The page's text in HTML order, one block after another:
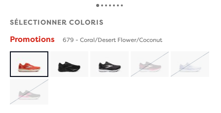
SÉLECTIONNER COLORIS
Promotions 679 - Coral/Desert Flower/Coconut
ÉPUISÉ
ÉPUISÉ